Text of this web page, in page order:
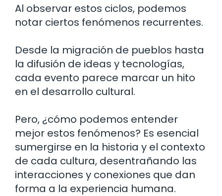
Al observar estos ciclos, podemos
notar ciertos fenómenos recurrentes.
Desde la migración de pueblos hasta
la difusión de ideas y tecnologías,
cada evento parece marcar un hito
en el desarrollo cultural.
Pero, ¿cómo podemos entender
mejor estos fenómenos? Es esencial
sumergirse en la historia y el contexto
de cada cultura, desentrañando las
interacciones y conexiones que dan
forma a la experiencia humana.